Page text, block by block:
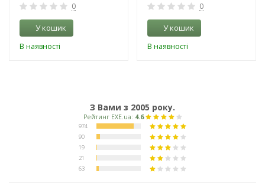
0
У кошик
В наявності
0
У кошик
В наявності
З Вами з 2005 року.